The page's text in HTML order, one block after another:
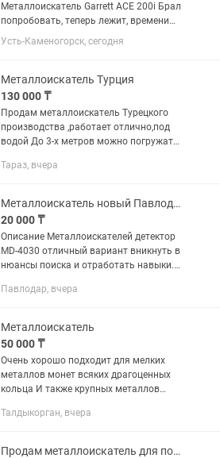
Металлоискатель Garrett ACE 200i Брал
попробовать, теперь лежит, времени
на него нет по этому продам. Могу
Усть-Каменогорск, сегодня
Металлоискатель Турция
130 000 ₸
Продам металлоискатель Турецкого
производства ,работает отлично,под
водой До 3-х метров можно погружать
,желательно на компрессор .
Тараз, вчера
Металлоискатель новый Павлодар
20 000 ₸
Описание Металлоискателей детектор
MD-4030 отличный вариант вникнуть в
нюансы поиска и отработать навыки.
простого металлоискателя больше,
Павлодар, вчера
Металлоискатель
50 000 ₸
Очень хорошо подходит для мелких
металлов монет всяких драгоценных
кольца И также крупных металлов
Сдам в аренду в день по пять тысяч
Талдыкорган, вчера
Продам металлоискатель для поиска кладов и старинных монет(Новый) торг